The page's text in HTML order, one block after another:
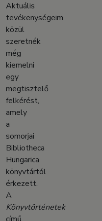
Aktuális
tevékenységeim
közül
szeretnék
még
kiemelni
egy
megtisztelő
felkérést,
amely
a
somorjai
Bibliotheca
Hungarica
könyvtártól
érkezett.
A
Könyvtörténetek